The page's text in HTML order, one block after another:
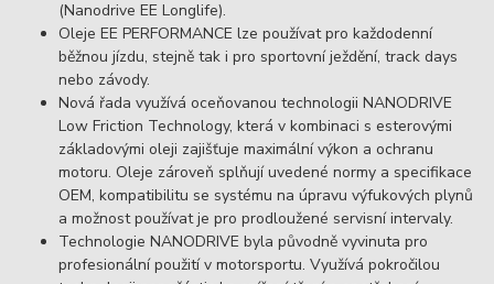
(Nanodrive EE Longlife).
Oleje EE PERFORMANCE lze používat pro každodenní
běžnou jízdu, stejně tak i pro sportovní ježdění, track days
nebo závody.
Nová řada využívá oceňovanou technologii NANODRIVE
Low Friction Technology, která v kombinaci s esterovými
základovými oleji zajišťuje maximální výkon a ochranu
motoru. Oleje zároveň splňují uvedené normy a specifikace
OEM, kompatibilitu se systému na úpravu výfukových plynů
a možnost používat je pro prodloužené servisní intervaly.
Technologie NANODRIVE byla původně vyvinuta pro
profesionální použití v motorsportu. Využívá pokročilou